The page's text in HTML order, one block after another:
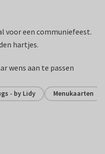
voor een communiefeest.
hartjes.
wens aan te passen
- by Lidy Menukaarten